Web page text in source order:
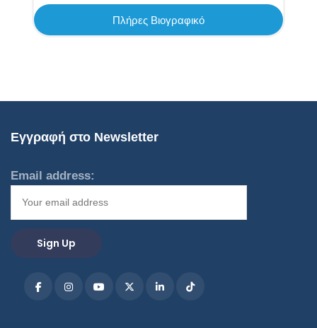
Πλήρες Βιογραφικό
Εγγραφή στο Newsletter
Email address: